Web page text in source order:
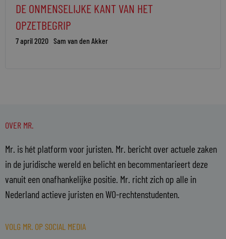
DE ONMENSELIJKE KANT VAN HET
OPZETBEGRIP
7 april 2020 Sam van den Akker
OVER MR.
Mr. is hét platform voor juristen. Mr. bericht over actuele zaken
in de juridische wereld en belicht en becommentarieert deze
vanuit een onafhankelijke positie. Mr. richt zich op alle in
Nederland actieve juristen en WO-rechtenstudenten.
VOLG MR. OP SOCIAL MEDIA